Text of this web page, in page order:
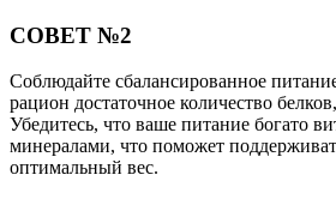
СОВЕТ №2
Соблюдайте сбалансированное
рацион достаточное количество
Убедитесь, что ваше питание богато
минералами, что поможет
оптимальный вес.